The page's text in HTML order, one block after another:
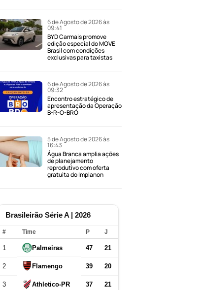
6 de Agosto de 2026 às
09:41
BYD Carmais promove
edição especial do MOVE
Brasil com condições
exclusivas para taxistas
6 de Agosto de 2026 às
09:32
Encontro estratégico de
apresentação da Operação
B-R-O-BRÓ
5 de Agosto de 2026 às
16:43
Água Branca amplia ações
de planejamento
reprodutivo com oferta
gratuita do Implanon